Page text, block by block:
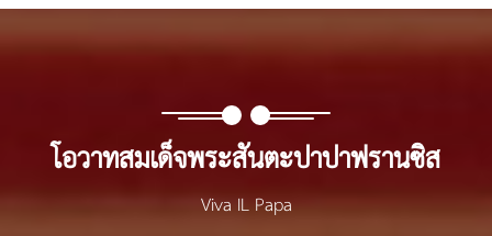
โอวาทสมเด็จพระสันตะปาปาฟรานซิส
Viva IL Papa